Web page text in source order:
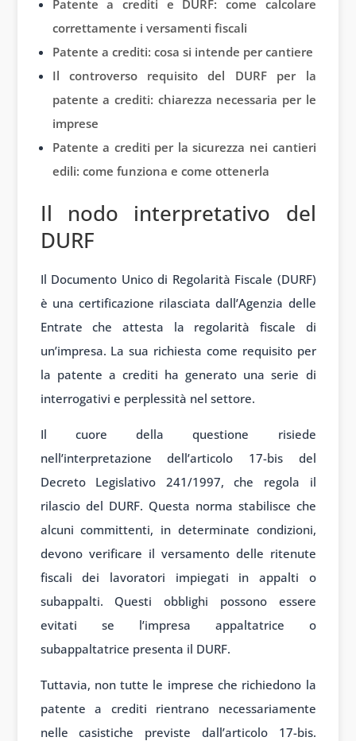
Patente a crediti e DURF: come calcolare
correttamente i versamenti fiscali
Patente a crediti: cosa si intende per cantiere
Il controverso requisito del DURF per la
patente a crediti: chiarezza necessaria per le
imprese
Patente a crediti per la sicurezza nei cantieri
edili: come funziona e come ottenerla
Il nodo interpretativo del
DURF
Il Documento Unico di Regolarità Fiscale (DURF)
è una certificazione rilasciata dall’Agenzia delle
Entrate che attesta la regolarità fiscale di
un’impresa. La sua richiesta come requisito per
la patente a crediti ha generato una serie di
interrogativi e perplessità nel settore.
Il cuore della questione risiede
nell’interpretazione dell’articolo 17-bis del
Decreto Legislativo 241/1997, che regola il
rilascio del DURF. Questa norma stabilisce che
alcuni committenti, in determinate condizioni,
devono verificare il versamento delle ritenute
fiscali dei lavoratori impiegati in appalti o
subappalti. Questi obblighi possono essere
evitati se l’impresa appaltatrice o
subappaltatrice presenta il DURF.
Tuttavia, non tutte le imprese che richiedono la
patente a crediti rientrano necessariamente
nelle casistiche previste dall’articolo 17-bis.